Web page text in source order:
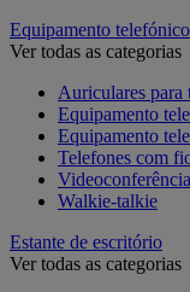
Equipamento telefónico
Ver todas as categorias
Auriculares para
Equipamento
Equipamento
Telefones com
Walkie-talkie
Estante de escritório
Ver todas as categorias